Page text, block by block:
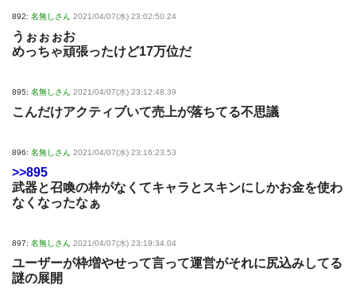
892: 名無しさん 2021/04/07(水) 23:02:50.24
うぉぉぉお
めっちゃ頑張ったけど17万位だ
895: 名無しさん 2021/04/07(水) 23:12:48.39
こんだけアクティブいて売上が落ちてる不思議
896: 名無しさん 2021/04/07(水) 23:16:23.53
>>895
武器と召喚の枠がなくてキャラとスキンにしかお金を使わ
なくなったなぁ
897: 名無しさん 2021/04/07(水) 23:19:34.04
ユーザーが枠増やせって言って運営がそれに尻込みしてる
謎の展開